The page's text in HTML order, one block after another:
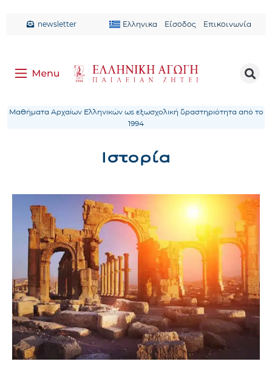
newsletter Ελληνικα Είσοδος Επικοινωνία
Μαθήματα Αρχαίων Ελληνικών ως εξωσχολική δραστηριότητα από το
1994
Ιστορία